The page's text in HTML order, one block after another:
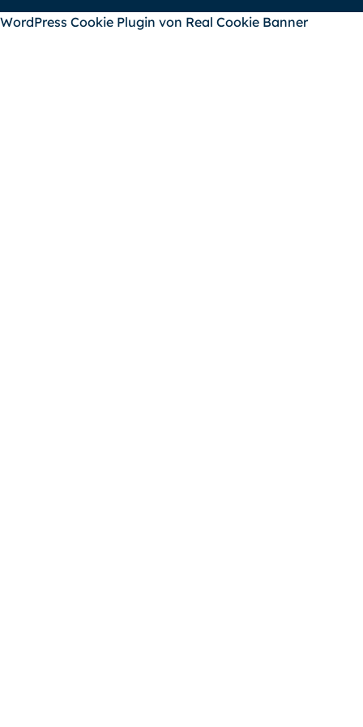
WordPress Cookie Plugin von Real Cookie Banner